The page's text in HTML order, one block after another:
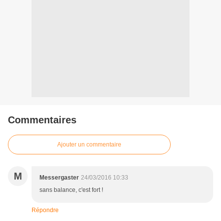
Commentaires
Ajouter un commentaire
M Messergaster 24/03/2016 10:33
sans balance, c'est fort !
Répondre